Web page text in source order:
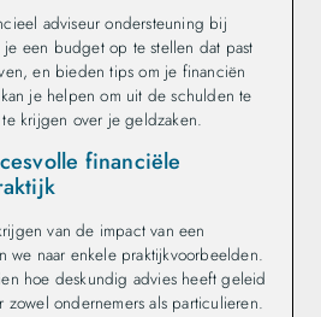
adviseur ondersteuning bij
een budget op te stellen dat past
en bieden tips om je financiën
je helpen om uit de schulden te
krijgen over je geldzaken.
financiële
van de impact van een
we naar enkele praktijkvoorbeelden.
hoe deskundig advies heeft geleid
zowel ondernemers als particulieren.